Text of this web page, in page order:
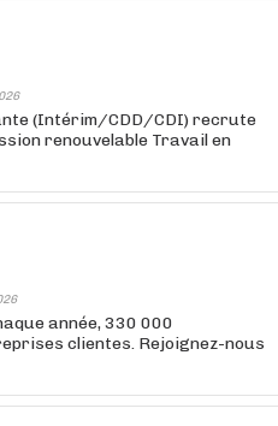
(Intérim/CDD/CDI) recrute
renouvelable Travail en
année, 330 000
clientes. Rejoignez-nous